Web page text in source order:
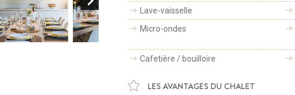
Lave-vaisselle
Micro-ondes
Cafetière / bouilloire
LES AVANTAGES DU CHALET